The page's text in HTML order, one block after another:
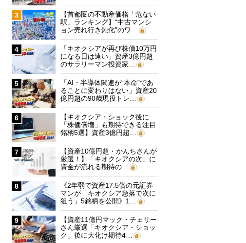
3
【首都圏の不動産価格「危ない
駅」ランキング】“中古マンシ
ョン売れ行き鈍化”のワ…
4
「キオクシアが再び株価10万円
になる日は遠い」資産3億円超
のサラリーマン投資家…
5
「AI・半導体関連が“本命”であ
ることに変わりはない」資産20
億円超の90歳現役トレ…
6
【キオクシア・ショック後に
「株価倍増」も期待できる注目
銘柄5選】資産3億円超…
7
【資産10億円超・かんちさんが
厳選！】「キオクシアの次」に
資金が流れる期待の…
8
《2年弱で資産17.5倍の元証券
マンが「キオクシア急落で次に
狙う」5銘柄を公開》1…
9
【資産11億円マック・チェリー
さん厳選「キオクシア・ショッ
ク」後に大化け期待4…